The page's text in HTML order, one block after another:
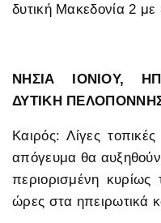
δυτική Μακεδονία 2
ΝΗΣΙΑ ΙΟΝΙΟΥ,
ΔΥΤΙΚΗ
Καιρός: Λίγες
απόγευμα θα
περιορισμένη κυρίως
ώρες στα ηπειρωτικά